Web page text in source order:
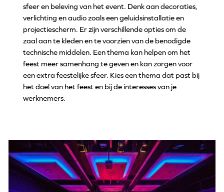
sfeer en beleving van het event. Denk aan decoraties,
verlichting en audio zoals een geluidsinstallatie en
projectiescherm. Er zijn verschillende opties om de
zaal aan te kleden en te voorzien van de benodigde
technische middelen. Een thema kan helpen om het
feest meer samenhang te geven en kan zorgen voor
een extra feestelijke sfeer. Kies een thema dat past bij
het doel van het feest en bij de interesses van je
werknemers.